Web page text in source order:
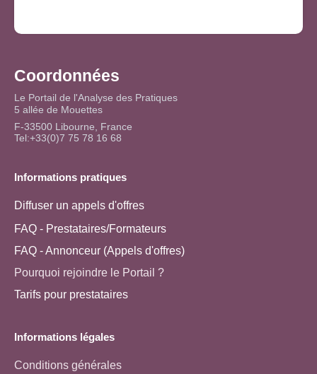
Coordonnées
Le Portail de l'Analyse des Pratiques
5 allée de Mouettes
F-33500 Libourne, France
Tel:+33(0)7 75 78 16 68
Informations pratiques
Diffuser un appels d'offres
FAQ - Prestataires/Formateurs
FAQ - Annonceur (Appels d'offres)
Pourquoi rejoindre le Portail ?
Tarifs pour prestataires
Informations légales
Conditions générales